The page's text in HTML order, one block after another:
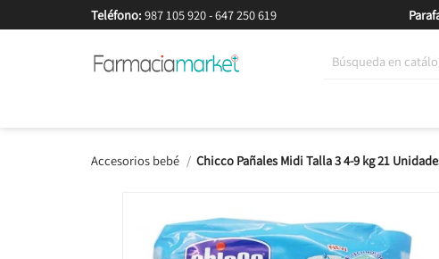
Teléfono: 987 105 920-647 250 619
Accesorios bebé Chicco Pañales Midi Talla 3 4-9 kg 21